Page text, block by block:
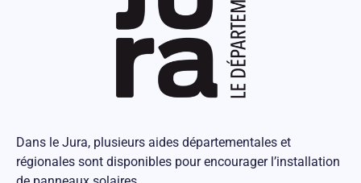
Dans le Jura, plusieurs aides départementales et
régionales sont disponibles pour encourager l’installation